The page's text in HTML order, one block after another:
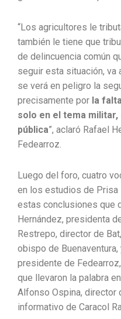
“Los agricultores le
también le tiene que
de delincuencia común
seguir esta situación, va
se verá en peligro la
precisamente por la
solo en el tema
pública”, aclaró Rafael
Fedearroz.
Luego del foro, cuatro
en los estudios de Prisa
estas conclusiones que
Hernández, presidenta
Restrepo, director de
obispo de
presidente de
que llevaron la palabra
Alfonso Ospina,
informativo de Caracol